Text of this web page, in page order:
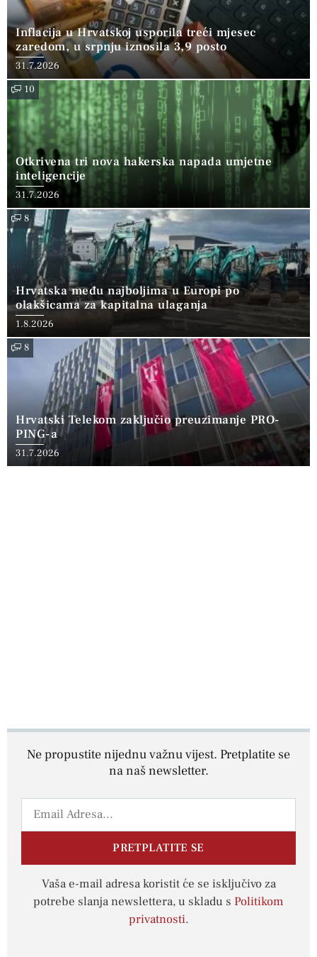
Inflacija u Hrvatskoj usporila treći mjesec
zaredom, u srpnju iznosila 3,9 posto
31.7.2026
10
Otkrivena tri nova hakerska napada umjetne
inteligencije
31.7.2026
8
Hrvatska među najboljima u Europi po
olakšicama za kapitalna ulaganja
1.8.2026
8
Hrvatski Telekom zaključio preuzimanje PRO-
PING-a
31.7.2026
Ne propustite nijednu važnu vijest. Pretplatite se
na naš newsletter.
PRETPLATITE SE
Vaša e-mail adresa koristit će se isključivo za
potrebe slanja newslettera, u skladu s Politikom
privatnosti.